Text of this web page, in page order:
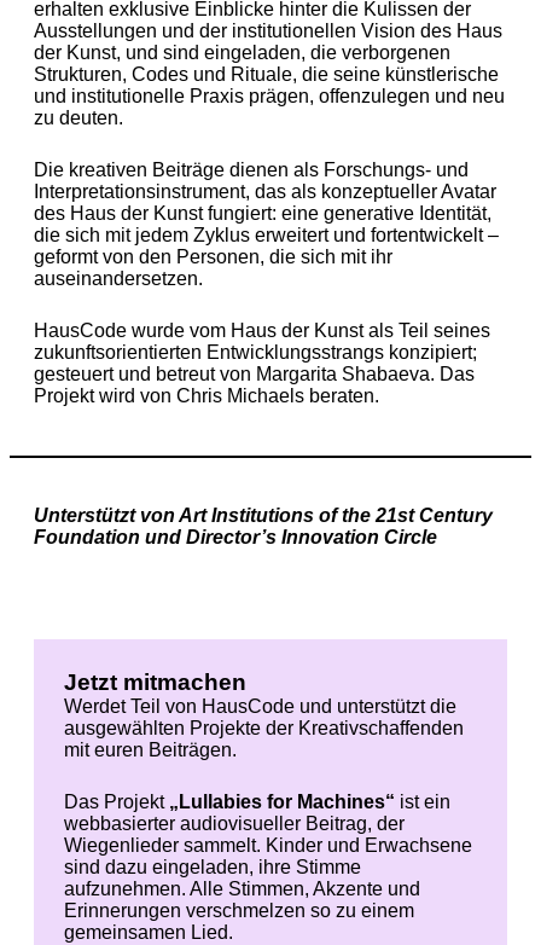
erhalten exklusive Einblicke hinter die Kulissen der
Ausstellungen und der institutionellen Vision des Haus
der Kunst, und sind eingeladen, die verborgenen
Strukturen, Codes und Rituale, die seine künstlerische
und institutionelle Praxis prägen, offenzulegen und neu
zu deuten.
Die kreativen Beiträge dienen als Forschungs- und
Interpretationsinstrument, das als konzeptueller Avatar
des Haus der Kunst fungiert: eine generative Identität,
die sich mit jedem Zyklus erweitert und fortentwickelt –
geformt von den Personen, die sich mit ihr
auseinandersetzen.
HausCode wurde vom Haus der Kunst als Teil seines
zukunftsorientierten Entwicklungsstrangs konzipiert;
gesteuert und betreut von Margarita Shabaeva. Das
Projekt wird von Chris Michaels beraten.
Unterstützt von Art Institutions of the 21st Century
Foundation und Director’s Innovation Circle
Jetzt mitmachen
Werdet Teil von HausCode und unterstützt die
ausgewählten Projekte der Kreativschaffenden
mit euren Beiträgen.
Das Projekt „Lullabies for Machines“ ist ein
webbasierter audiovisueller Beitrag, der
Wiegenlieder sammelt. Kinder und Erwachsene
sind dazu eingeladen, ihre Stimme
aufzunehmen. Alle Stimmen, Akzente und
Erinnerungen verschmelzen so zu einem
gemeinsamen Lied.